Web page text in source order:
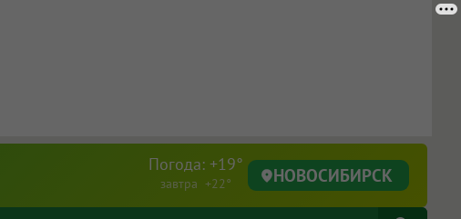
Погода: +19°
завтра +22° НОВОСИБИРСК